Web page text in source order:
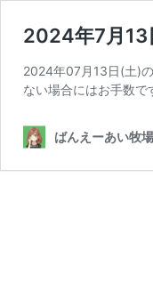
2024年7月13
2024年07月13日(土)
ない場合にはお手数
ばんえーあい牧場